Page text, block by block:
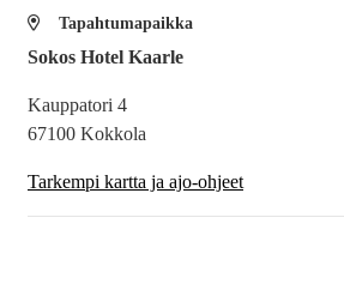
Tapahtumapaikka
Sokos Hotel Kaarle
Kauppatori 4
67100 Kokkola
Tarkempi kartta ja ajo-ohjeet